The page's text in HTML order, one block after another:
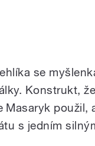
se
Konstrukt,
Masaryk použil,
s jedním